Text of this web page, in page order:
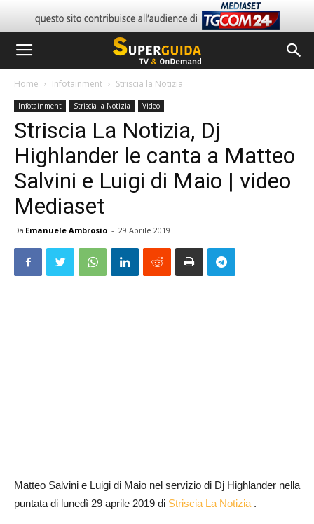
Home Infotainment Striscia la Notizia
Infotainment Striscia la Notizia Video
Striscia La Notizia, Dj
Highlander le canta a Matteo
Salvini e Luigi di Maio | video
Mediaset
Da Emanuele Ambrosio - 29 Aprile 2019
Matteo Salvini e Luigi di Maio nel servizio di Dj Highlander nella
puntata di lunedì 29 aprile 2019 di Striscia La Notizia.